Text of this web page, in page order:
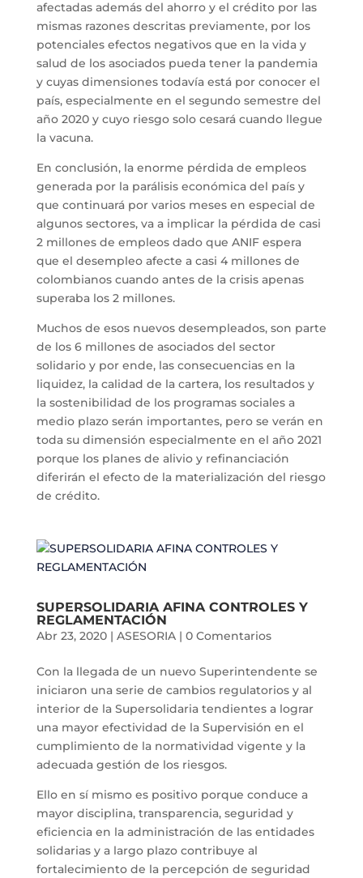
afectadas además del ahorro y el crédito por las
mismas razones descritas previamente, por los
potenciales efectos negativos que en la vida y
salud de los asociados pueda tener la pandemia
y cuyas dimensiones todavía está por conocer el
país, especialmente en el segundo semestre del
año 2020 y cuyo riesgo solo cesará cuando llegue
la vacuna.
En conclusión, la enorme pérdida de empleos
generada por la parálisis económica del país y
que continuará por varios meses en especial de
algunos sectores, va a implicar la pérdida de casi
2 millones de empleos dado que ANIF espera
que el desempleo afecte a casi 4 millones de
colombianos cuando antes de la crisis apenas
superaba los 2 millones.
Muchos de esos nuevos desempleados, son parte
de los 6 millones de asociados del sector
solidario y por ende, las consecuencias en la
liquidez, la calidad de la cartera, los resultados y
la sostenibilidad de los programas sociales a
medio plazo serán importantes, pero se verán en
toda su dimensión especialmente en el año 2021
porque los planes de alivio y refinanciación
diferirán el efecto de la materialización del riesgo
de crédito.
SUPERSOLIDARIA AFINA CONTROLES Y
REGLAMENTACIÓN
Abr 23, 2020| ASESORIA| 0 Comentarios
Con la llegada de un nuevo Superintendente se
iniciaron una serie de cambios regulatorios y al
interior de la Supersolidaria tendientes a lograr
una mayor efectividad de la Supervisión en el
cumplimiento de la normatividad vigente y la
adecuada gestión de los riesgos.
Ello en sí mismo es positivo porque conduce a
mayor disciplina, transparencia, seguridad y
eficiencia en la administración de las entidades
solidarias y a largo plazo contribuye al
fortalecimiento de la percepción de seguridad